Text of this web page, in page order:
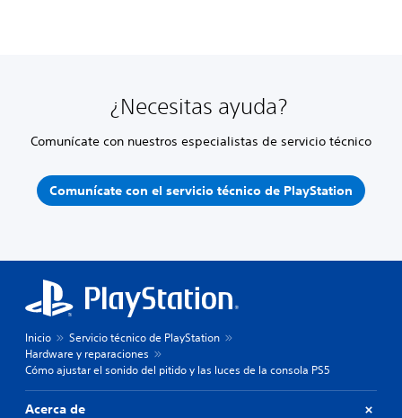
¿Necesitas ayuda?
Comunícate con nuestros especialistas de servicio técnico
Comunícate con el servicio técnico de PlayStation
Inicio
Servicio técnico de PlayStation
Hardware y reparaciones
Cómo ajustar el sonido del pitido y las luces de la consola PS5
Acerca de